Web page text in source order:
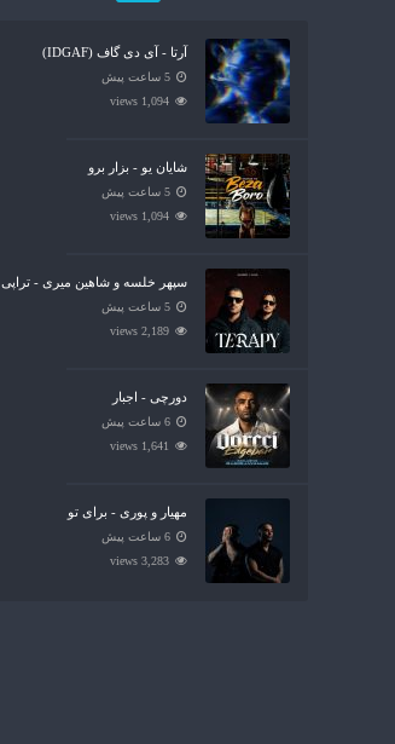
آرتا - آی دی گاف (IDGAF)
5 ساعت پیش
1,094 views
شایان یو - بزار برو
5 ساعت پیش
1,094 views
سپهر خلسه و شاهین میری - تراپی
5 ساعت پیش
2,189 views
دورچی - اجبار
6 ساعت پیش
1,641 views
مهیار و پوری - برای تو
6 ساعت پیش
3,283 views